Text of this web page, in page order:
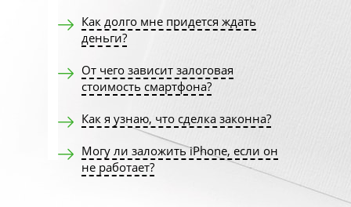
Как долго мне придется ждать
деньги?
От чего зависит залоговая
стоимость смартфона?
Как я узнаю, что сделка законна?
Могу ли заложить iPhone, если он
не работает?